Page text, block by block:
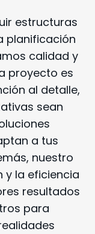
estructuras
planificación
calidad y
proyecto es
al detalle,
sean
a tus
nuestro
y la eficiencia
resultados
para